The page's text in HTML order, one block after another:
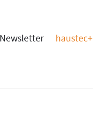
Newsletter haustec+